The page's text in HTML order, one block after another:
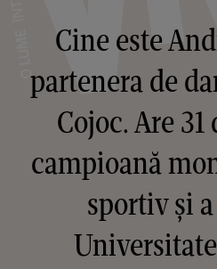
Cine este
partenera de
Cojoc. Are
campioană
sportiv și